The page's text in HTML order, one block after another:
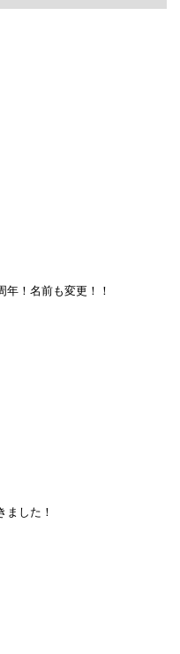
年！名前も変更！！
ました！